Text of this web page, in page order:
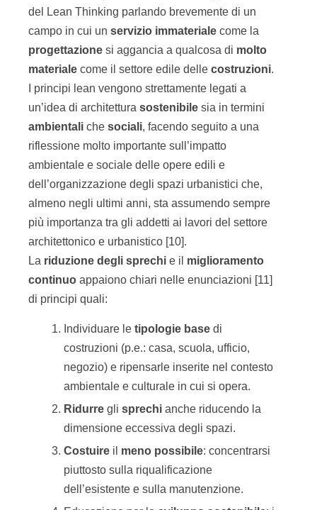
del Lean Thinking parlando brevemente di un
campo in cui un servizio immateriale come la
progettazione si aggancia a qualcosa di molto
materiale come il settore edile delle costruzioni.
I principi lean vengono strettamente legati a
un’idea di architettura sostenibile sia in termini
ambientali che sociali, facendo seguito a una
riflessione molto importante sull’impatto
ambientale e sociale delle opere edili e
dell’organizzazione degli spazi urbanistici che,
almeno negli ultimi anni, sta assumendo sempre
più importanza tra gli addetti ai lavori del settore
architettonico e urbanistico [10].
La riduzione degli sprechi e il miglioramento
continuo appaiono chiari nelle enunciazioni [11]
di principi quali:
Individuare le tipologie base di
costruzioni (p.e.: casa, scuola, ufficio,
negozio) e ripensarle inserite nel contesto
ambientale e culturale in cui si opera.
Ridurre gli sprechi anche riducendo la
dimensione eccessiva degli spazi.
Costuire il meno possibile: concentrarsi
piuttosto sulla riqualificazione
dell’esistente e sulla manutenzione.